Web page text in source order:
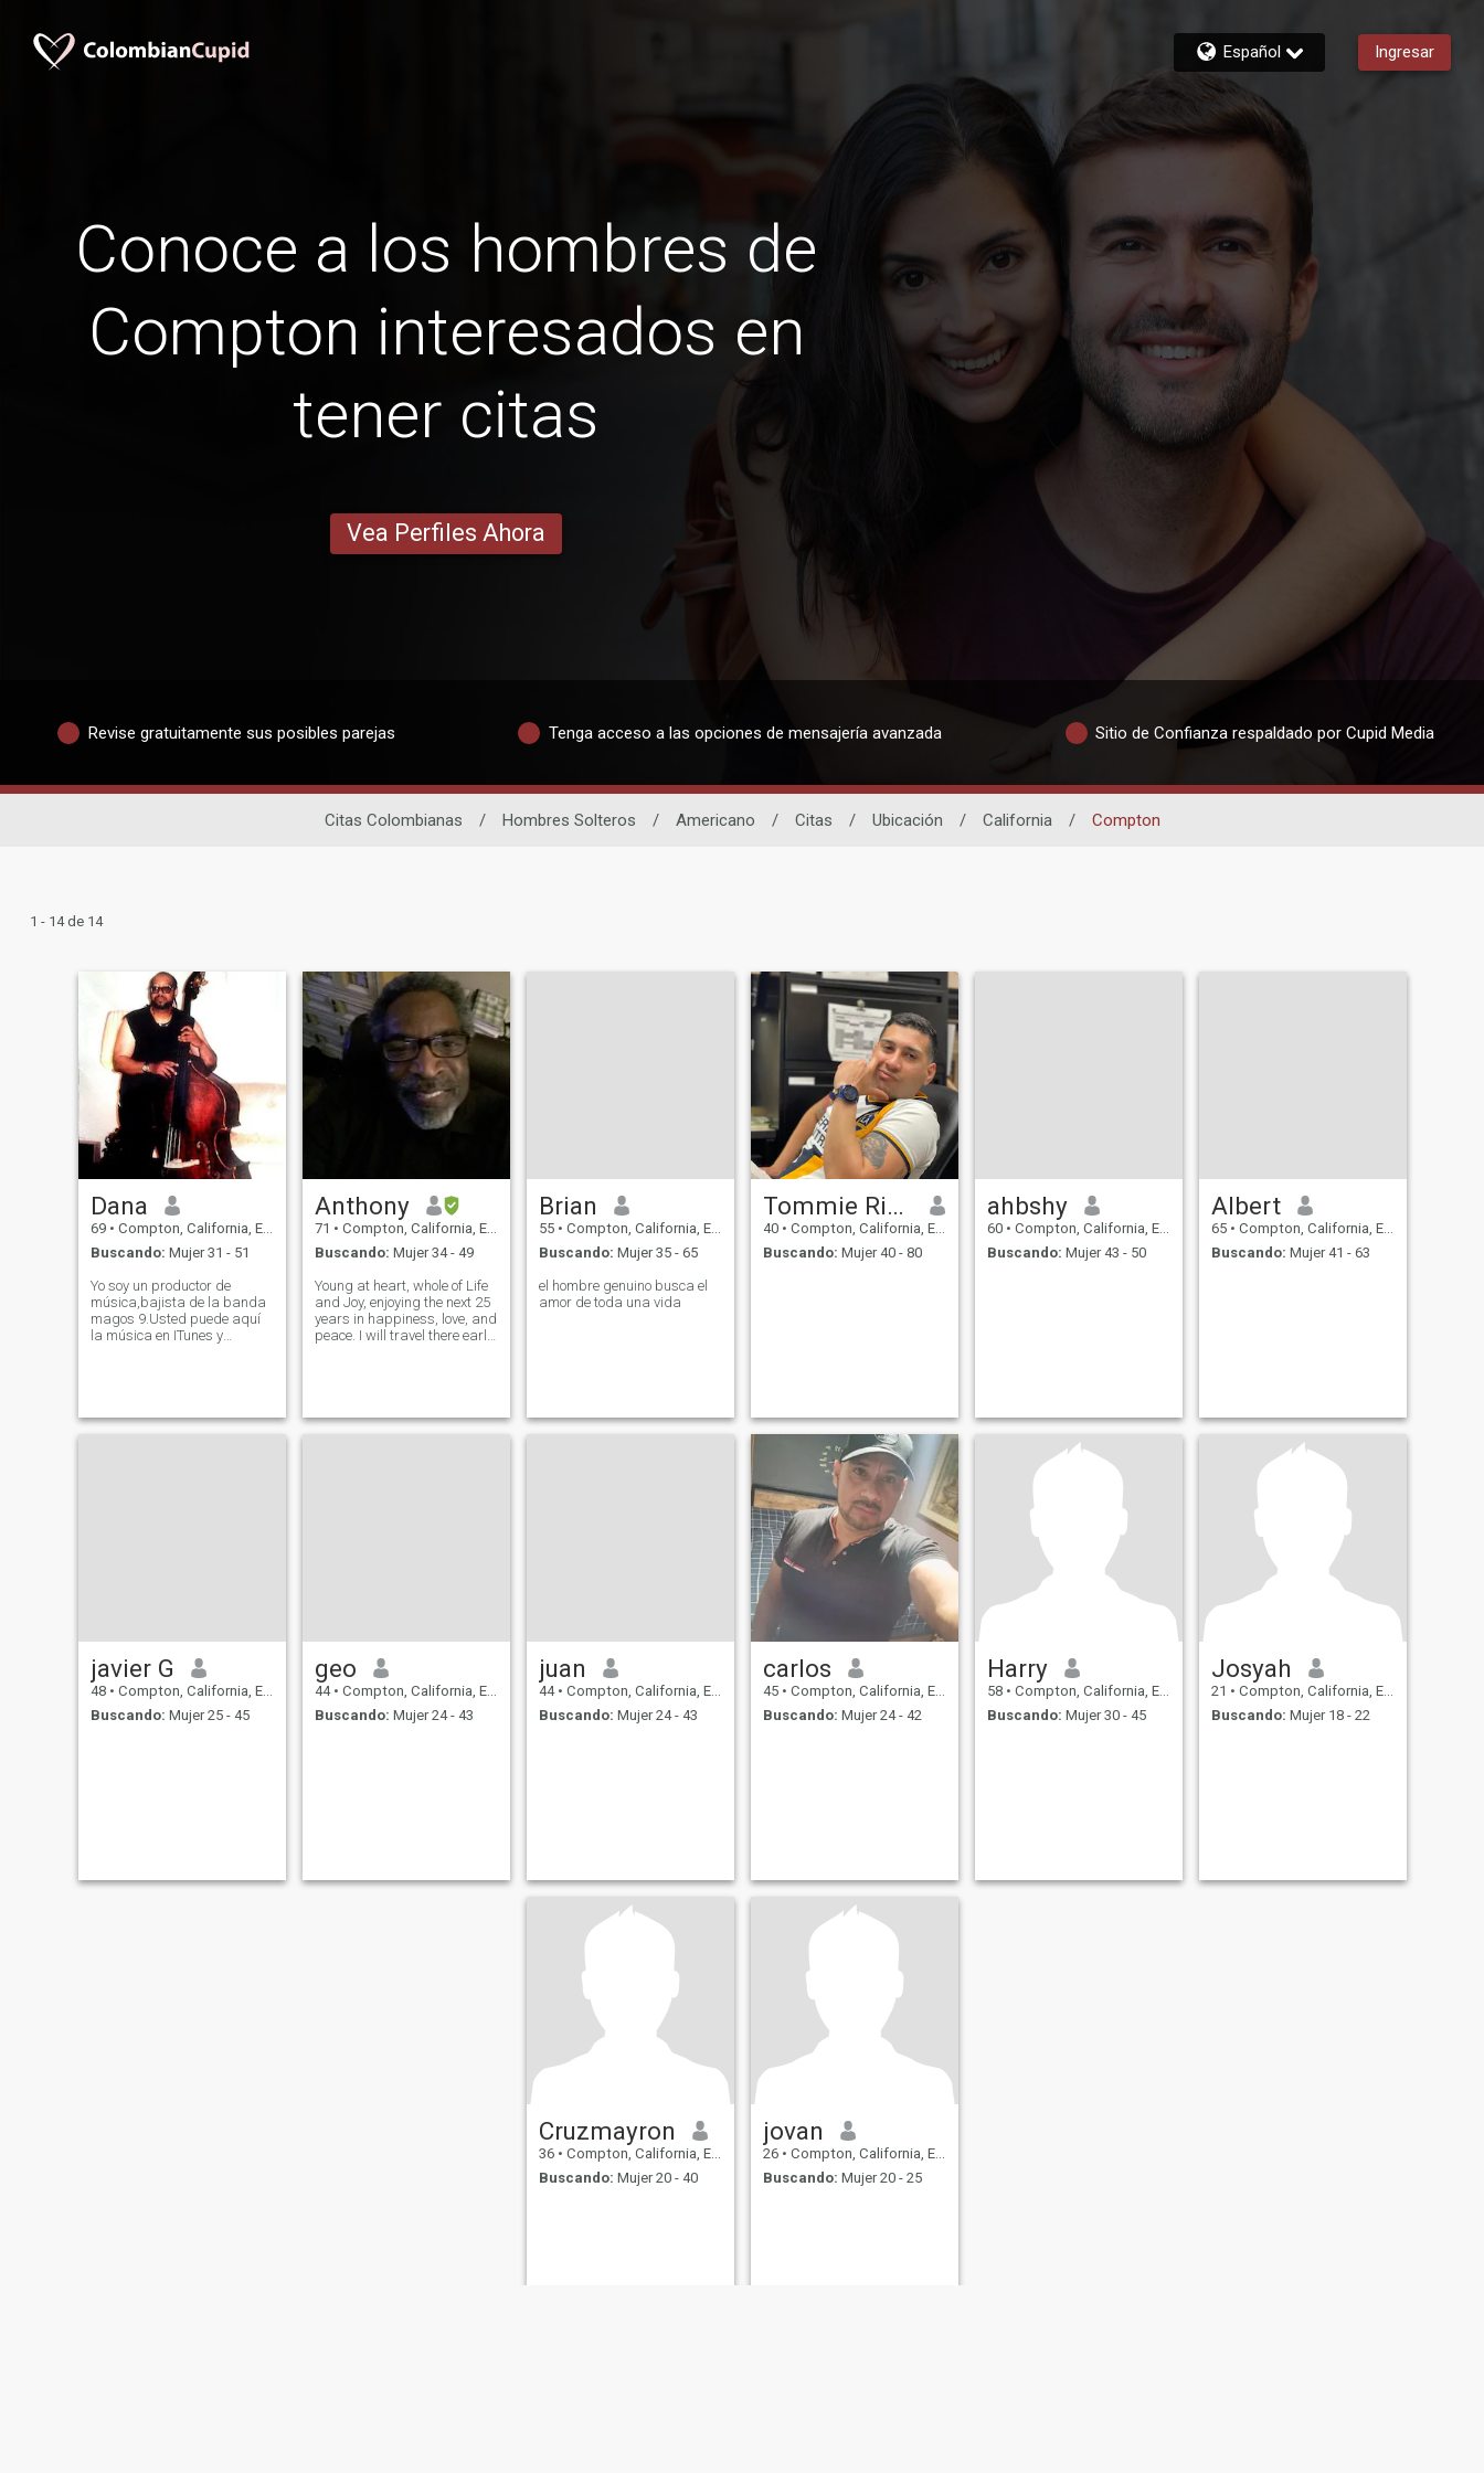
Español Ingresar
Conoce a los hombres de
Compton interesados ​​en
tener citas
Vea Perfiles Ahora
Revise gratuitamente sus posibles parejas Tenga acceso a las opciones de mensajería avanzada Sitio de Confianza respaldado por Cupid Media
Citas Colombianas / Hombres Solteros / Americano / Citas / Ubicación / California / Compton
1 - 14 de 14
Dana
69 • Compton, California, Estados Unidos
Buscando: Mujer 31 - 51
Yo soy un productor de
música,bajista de la banda
magos 9.Usted puede aquí
la música en ITunes y
todos modos, puedo.Yo no
soy un egoísta o
Anthony
71 • Compton, California, Estados Unidos
Buscando: Mujer 34 - 49
Young at heart, whole of Life
and Joy, enjoying the next 25
years in happiness, love, and
peace. I will travel there early
which both must a
Brian
55 • Compton, California, Estados Unidos
Buscando: Mujer 35 - 65
el hombre genuino busca el
amor de toda una vida
Tommie Richard
40 • Compton, California, Estados Unidos
Buscando: Mujer 40 - 80
ahbshy
60 • Compton, California, Estados Unidos
Buscando: Mujer 43 - 50
Albert
65 • Compton, California, Estados Unidos
Buscando: Mujer 41 - 63
javier G
48 • Compton, California, Estados Unidos
Buscando: Mujer 25 - 45
geo
44 • Compton, California, Estados Unidos
Buscando: Mujer 24 - 43
juan
44 • Compton, California, Estados Unidos
Buscando: Mujer 24 - 43
carlos
45 • Compton, California, Estados Unidos
Buscando: Mujer 24 - 42
Harry
58 • Compton, California, Estados Unidos
Buscando: Mujer 30 - 45
Josyah
21 • Compton, California, Estados Unidos
Buscando: Mujer 18 - 22
Cruzmayron
36 • Compton, California, Estados Unidos
Buscando: Mujer 20 - 40
jovan
26 • Compton, California, Estados Unidos
Buscando: Mujer 20 - 25